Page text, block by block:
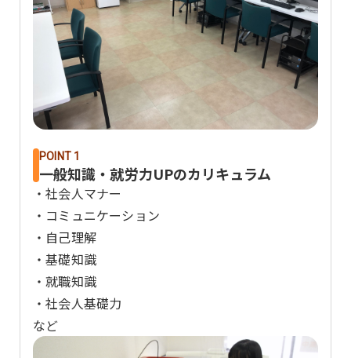
POINT 1
一般知識・就労力UPのカリキュラム
・社会人マナー
・コミュニケーション
・自己理解
・基礎知識
・就職知識
・社会人基礎力
など